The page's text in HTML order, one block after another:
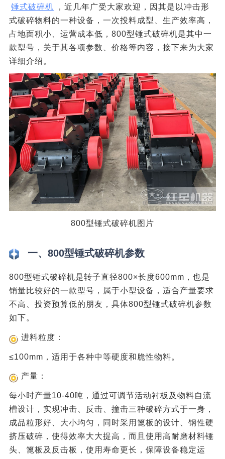
锤式破碎机
，近几年广受大家欢迎，因其是以冲击形
式破碎物料的一种设备，一次投料成型、生产效率高，
占地面积小、运营成本低，800型锤式破碎机是其中一
款型号，关于其各项参数、价格等内容，接下来为大家
详细介绍。
800型锤式破碎机图片
一、800型锤式破碎机参数
800型锤式破碎机是转子直径800×长度600mm，也是
销量比较好的一款型号，属于小型设备，适合产量要求
不高、投资预算低的朋友，具体800型锤式破碎机参数
如下。
进料粒度：
≤100mm，适用于各种中等硬度和脆性物料。
产量：
每小时产量10-40吨，通过可调节活动衬板及物料自流
槽设计，实现冲击、反击、撞击三种破碎方式于一身，
成品粒形好、大小均匀，同时采用篦板的设计、钢性硬
挤压破碎，使得效率大大提高，而且使用高耐磨材料锤
头、篦板及反击板，使用寿命更长，保障设备稳定运